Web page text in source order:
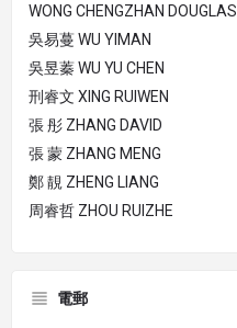
WONG CHENGZHAN DOUGLAS
吳易蔓 WU YIMAN
吳昱蓁 WU YU CHEN
刑睿文 XING RUIWEN
張 彤 ZHANG DAVID
張 蒙 ZHANG MENG
鄭 靚 ZHENG LIANG
周睿哲 ZHOU RUIZHE
電郵